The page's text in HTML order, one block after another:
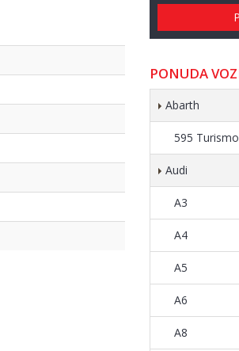
PONUDA
Abarth
595 Turismo
Audi
A3
A4
A5
A6
A8